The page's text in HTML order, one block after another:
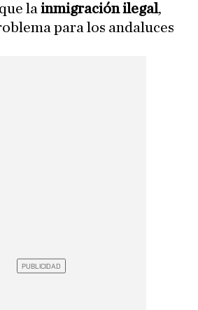
la inmigración ilegal,
para los andaluces